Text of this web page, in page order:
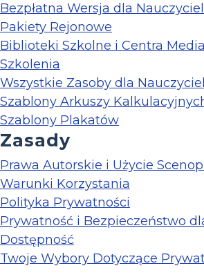
Bezpłatna Wersja dla
Pakiety Rejonowe
Biblioteki Szkolne i Centra
Szkolenia
Wszystkie Zasoby dla
Szablony Arkuszy
Szablony Plakatów
Zasady
Prawa Autorskie i Użycie
Warunki Korzystania
Polityka Prywatności
Prywatność i Bezpieczeństwo
Dostępność
Twoje Wybory Dotyczące